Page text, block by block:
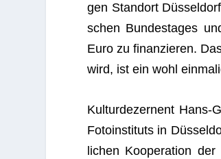
gen Stand­ort
schen Bun­des­ta­ges
Euro zu finan­zie­ren.
wird, ist ein wohl
Kul­tur­de­zer­nent Hans-
Foto­in­sti­tuts in
li­chen Koope­ra­tion